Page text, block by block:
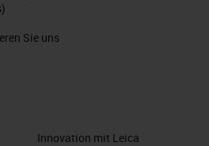
Sie uns
Innovation mit Leica